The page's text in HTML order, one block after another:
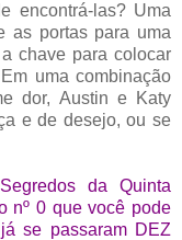
encontrá-las? Uma
as portas para uma
chave para colocar
uma combinação
dor, Austin e Katy
e de desejo, ou se
da Quinta
nº 0 que você pode
se passaram DEZ